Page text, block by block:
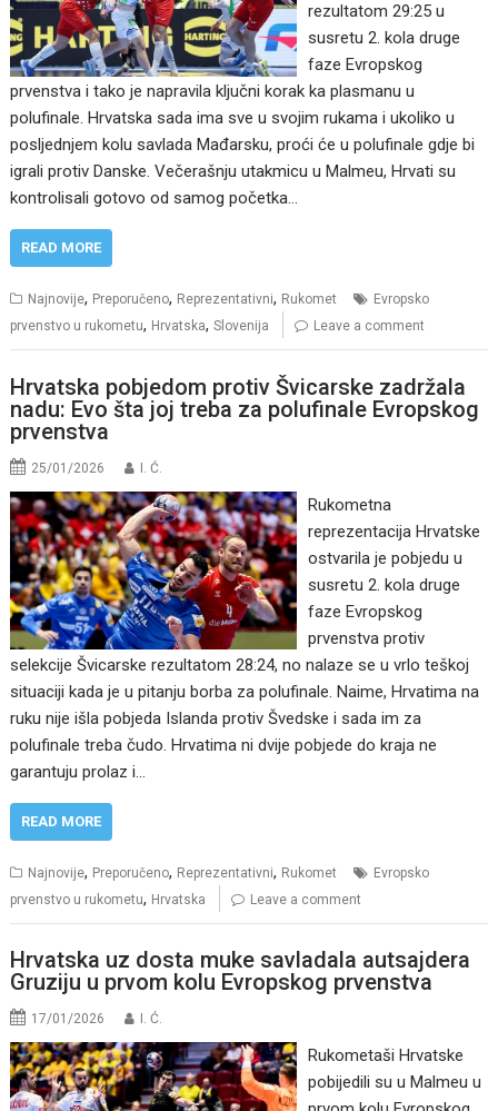
rezultatom 29:25 u
susretu 2. kola druge
faze Evropskog
prvenstva i tako je napravila ključni korak ka plasmanu u
polufinale. Hrvatska sada ima sve u svojim rukama i ukoliko u
posljednjem kolu savlada Mađarsku, proći će u polufinale gdje bi
igrali protiv Danske. Večerašnju utakmicu u Malmeu, Hrvati su
kontrolisali gotovo od samog početka…
READ MORE
Najnovije, Preporučeno, Reprezentativni, Rukomet
Evropsko
prvenstvo u rukometu, Hrvatska,Slovenija Leave a comment
Hrvatska pobjedom protiv Švicarske zadržala
nadu: Evo šta joj treba za polufinale Evropskog
prvenstva
25/01/2026 I. Ć.
Rukometna
reprezentacija Hrvatske
ostvarila je pobjedu u
susretu 2. kola druge
faze Evropskog
prvenstva protiv
selekcije Švicarske rezultatom 28:24, no nalaze se u vrlo teškoj
situaciji kada je u pitanju borba za polufinale. Naime, Hrvatima na
ruku nije išla pobjeda Islanda protiv Švedske i sada im za
polufinale treba čudo. Hrvatima ni dvije pobjede do kraja ne
garantuju prolaz i…
READ MORE
Najnovije, Preporučeno, Reprezentativni, Rukomet
Evropsko
prvenstvo u rukometu, Hrvatska Leave a comment
Hrvatska uz dosta muke savladala autsajdera
Gruziju u prvom kolu Evropskog prvenstva
17/01/2026 I. Ć.
Rukometaši Hrvatske
pobijedili su u Malmeu u